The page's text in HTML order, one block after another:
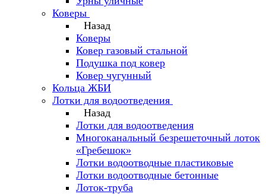
Коверы
Назад
Коверы
Ковер газовый стальной
Подушка под ковер
Ковер чугунный
Кольца ЖБИ
Лотки для водоотведения
Назад
Лотки для водоотведения
Многоканальный безрешеточный лоток
«Гребешок»
Лотки водоотводные пластиковые
Лотки водоотводные бетонные
Лоток-труба